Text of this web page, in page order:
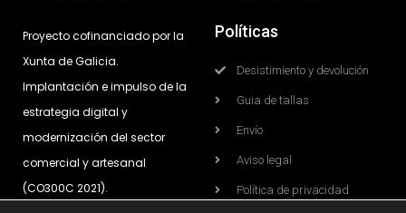
Proyecto cofinanciado por la
Xunta de Galicia.
Implantación e impulso de la
estrategia digital y
modernización del sector
comercial y artesanal
(CO300C 2021).
Políticas
Desistimiento y devolución
Guia de tallas
Envío
Aviso legal
Política de privacidad